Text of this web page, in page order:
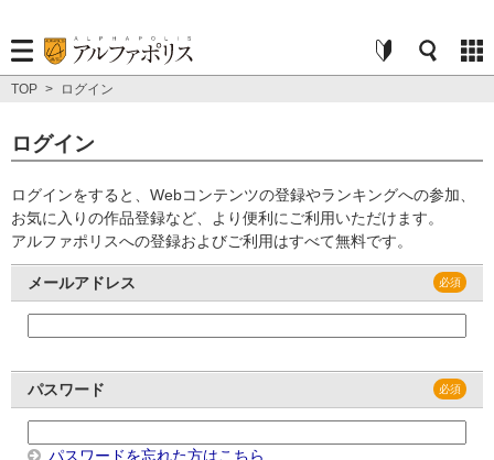
TOP > ログイン
ログイン
ログインをすると、Webコンテンツの登録やランキングへの参加、
お気に入りの作品登録など、より便利にご利用いただけます。
アルファポリスへの登録およびご利用はすべて無料です。
メールアドレス
パスワード
パスワードを忘れた方はこちら